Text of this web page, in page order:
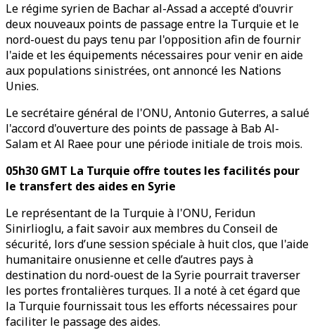
Le régime syrien de Bachar al-Assad a accepté d'ouvrir
deux nouveaux points de passage entre la Turquie et le
nord-ouest du pays tenu par l'opposition afin de fournir
l'aide et les équipements nécessaires pour venir en aide
aux populations sinistrées, ont annoncé les Nations
Unies.
Le secrétaire général de l'ONU, Antonio Guterres, a salué
l'accord d'ouverture des points de passage à Bab Al-
Salam et Al Raee pour une période initiale de trois mois.
05h30 GMT La Turquie offre toutes les facilités pour
le transfert des aides en Syrie
Le représentant de la Turquie à l'ONU, Feridun
Sinirlioglu, a fait savoir aux membres du Conseil de
sécurité, lors d’une session spéciale à huit clos, que l'aide
humanitaire onusienne et celle d’autres pays à
destination du nord-ouest de la Syrie pourrait traverser
les portes frontalières turques. Il a noté à cet égard que
la Turquie fournissait tous les efforts nécessaires pour
faciliter le passage des aides.